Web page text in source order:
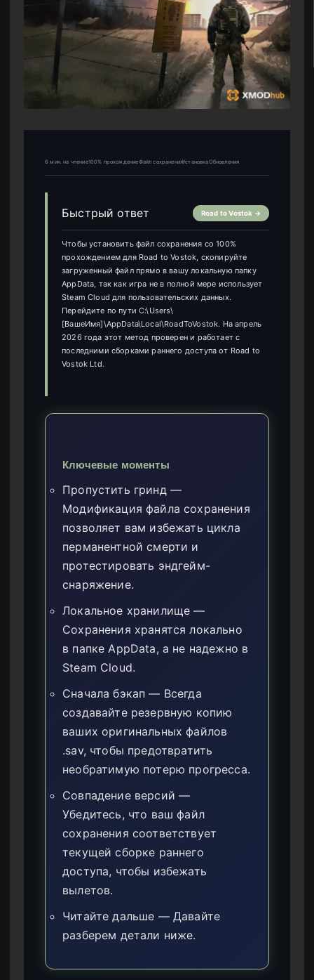
6 мин. на чтение100% прохождениеФайл сохраненияУстановкаОбновления
Быстрый ответ Road to Vostok →
Чтобы установить файл сохранения со 100%
прохождением для Road to Vostok, скопируйте
загруженный файл прямо в вашу локальную папку
AppData, так как игра не в полной мере использует
Steam Cloud для пользовательских данных.
Перейдите по пути C:\Users\
[ВашеИмя]\AppData\Local\RoadToVostok. На апрель
2026 года этот метод проверен и работает с
последними сборками раннего доступа от Road to
Vostok Ltd.
Ключевые моменты
Пропустить гринд —
Модификация файла сохранения
позволяет вам избежать цикла
перманентной смерти и
протестировать эндгейм-
снаряжение.
Локальное хранилище —
Сохранения хранятся локально
в папке AppData, а не надежно в
Steam Cloud.
Сначала бэкап — Всегда
создавайте резервную копию
ваших оригинальных файлов
.sav, чтобы предотвратить
необратимую потерю прогресса.
Совпадение версий —
Убедитесь, что ваш файл
сохранения соответствует
текущей сборке раннего
доступа, чтобы избежать
вылетов.
Читайте дальше — Давайте
разберем детали ниже.